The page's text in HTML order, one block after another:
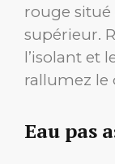
rouge
supérieur.
l’isolant et
rallumez le
Eau pas